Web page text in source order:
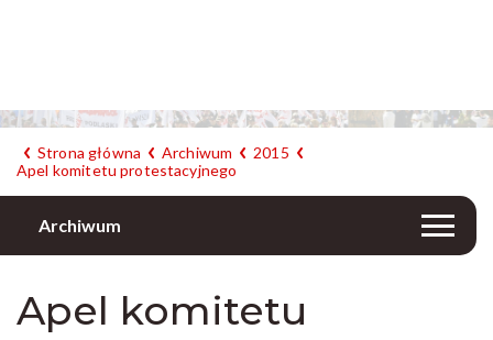
Strona główna Archiwum
2015
Apel komitetu protestacyjnego
Archiwum
Apel komitetu